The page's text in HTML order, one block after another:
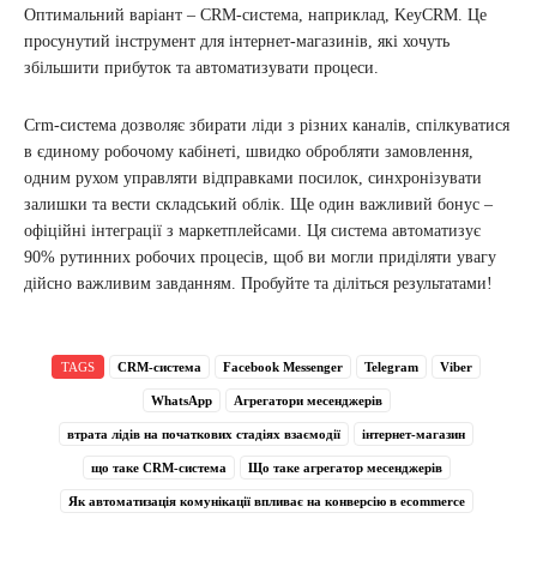
Оптимальний варіант – CRM-система, наприклад, KeyCRM. Це
просунутий інструмент для інтернет-магазинів, які хочуть
збільшити прибуток та автоматизувати процеси.
Crm-система дозволяє збирати ліди з різних каналів, спілкуватися
в єдиному робочому кабінеті, швидко обробляти замовлення,
одним рухом управляти відправками посилок, синхронізувати
залишки та вести складський облік. Ще один важливий бонус –
офіційні інтеграції з маркетплейсами. Ця система автоматизує
90% рутинних робочих процесів, щоб ви могли приділяти увагу
дійсно важливим завданням. Пробуйте та діліться результатами!
TAGS CRM-система Facebook Messenger Telegram Viber
WhatsApp Агрегатори месенджерів
втрата лідів на початкових стадіях взаємодії інтернет-магазин
що таке CRM-система Що таке агрегатор месенджерів
Як автоматизація комунікації впливає на конверсію в ecommerce